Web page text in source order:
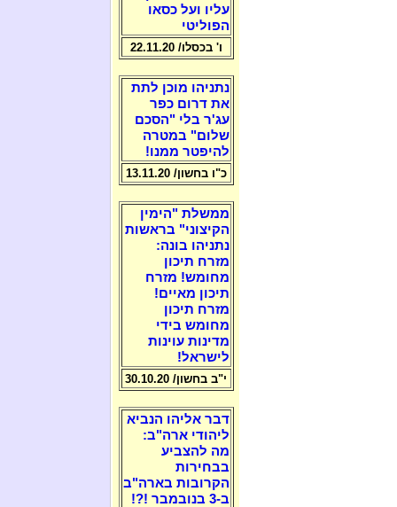
עליו ועל כסאו
הפוליטי
ו' בכסלו/ 22.11.20
נתניהו מוכן לתת
את דרום כפר
עג'ר בלי "הסכם
שלום" במטרה
להיפטר ממנו!
כ"ו בחשון/ 13.11.20
ממשלת "הימין
הקיצוני" בראשות
נתניהו בונה:
מזרח תיכון
מחומש! מזרח
תיכון מאיים!
מזרח תיכון
מחומש בידי
מדינות עוינות
לישראל!
י"ב בחשון/ 30.10.20
דבר אליהו הנביא
ליהודי ארה"ב:
מה להצביע
בבחירות
הקרובות בארה"ב
ב-3 בנובמבר !?!